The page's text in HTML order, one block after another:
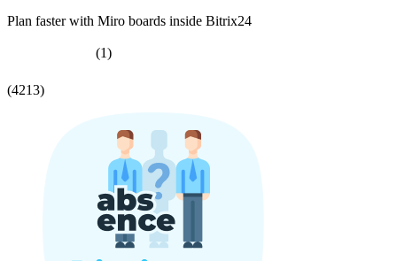
Plan faster with Miro boards inside Bitrix24
(1)
(4213)